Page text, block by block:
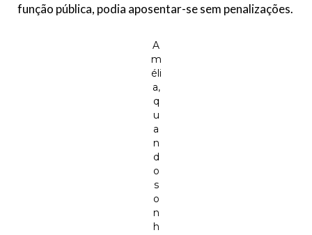
função pública, podia aposentar-se sem penalizações.
A
m
éli
a,
q
u
a
n
d
o
s
o
n
h